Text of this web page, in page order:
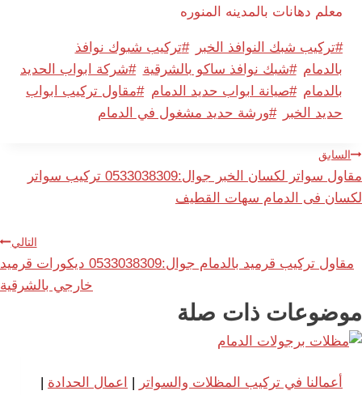
معلم دهانات بالمدينه المنوره
وسوم
المقال:
#تركيب شبك النوافذ الخبر #تركيب شبوك نوافذ
بالدمام #شبك نوافذ ساكو بالشرقية #شركة ابواب الحديد
بالدمام #صيانة ابواب حديد الدمام #مقاول تركيب ابواب
حديد الخبر
#ورشة حديد مشغول في الدمام
تصفّح
المقالات
السابق
مقاول سواتر لكسان الخبر جوال:0533038309 تركيب سواتر
لكسان فى الدمام سهات القطيف
التالي
مقاول تركيب قرميد بالدمام جوال:0533038309 ديكورات قرميد
خارجي بالشرقية
موضوعات ذات صلة
أعمالنا في تركيب المظلات والسواتر | اعمال الحدادة |